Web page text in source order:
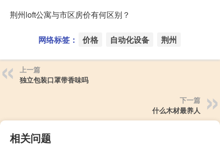
荆州loft公寓与市区房价有何区别？
网络标签： 价格 自动化设备 荆州
上一篇
独立包装口罩带香味吗
下一篇
什么木材最养人
相关问题